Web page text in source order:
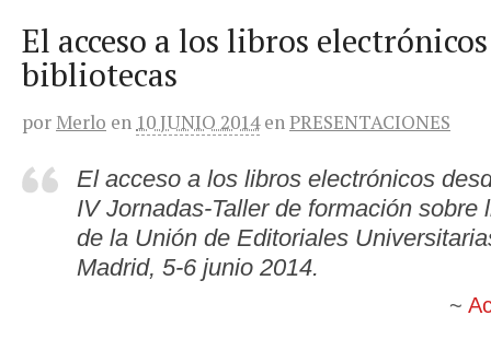
El acceso a los libros
bibliotecas
por Merlo en 10 JUNIO 2014 enPRESENTACIONES
El acceso a los libros electrónicos
IV Jornadas-Taller de formación sobre
de la Unión de Editoriales
Madrid, 5-6 junio 2014.